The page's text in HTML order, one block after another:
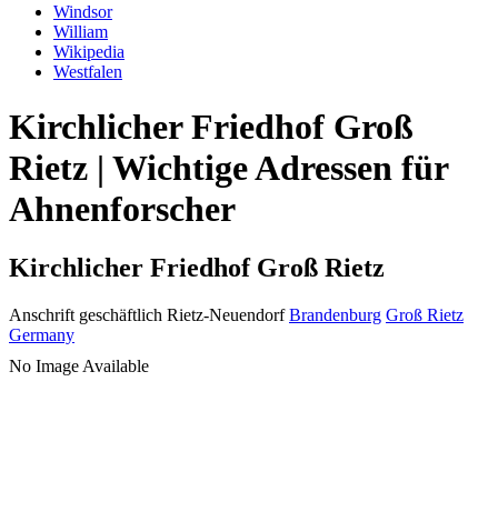
Windsor
William
Wikipedia
Westfalen
Kirchlicher Friedhof Groß
Rietz | Wichtige Adressen für
Ahnenforscher
Kirchlicher Friedhof Groß Rietz
Anschrift geschäftlich Rietz-Neuendorf Brandenburg Groß Rietz
Germany
No Image Available